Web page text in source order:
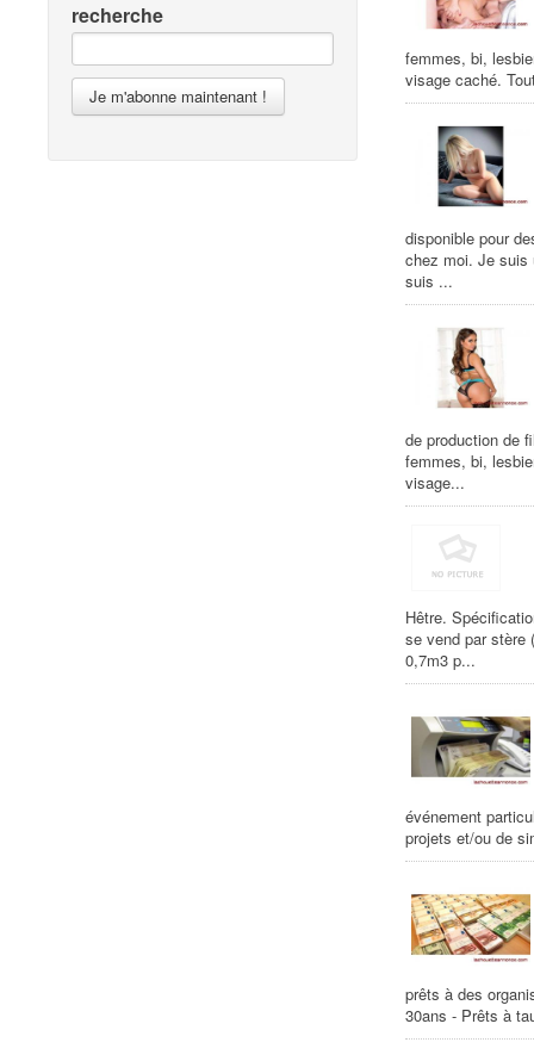
recherche
Je m'abonne maintenant !
femmes, bi,
visage caché.
disponible pour
chez moi. Je suis
suis ...
de production de
femmes, bi,
visage...
Hêtre.
se vend par stère
0,7m3 p...
événement
projets et/ou de
prêts à des
30ans - Prêts à